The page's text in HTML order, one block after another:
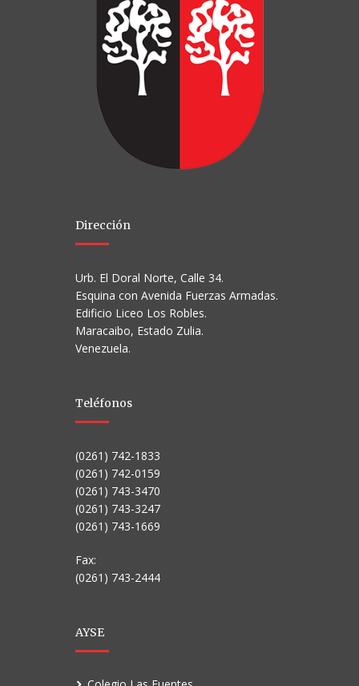
Dirección
Urb. El Doral Norte, Calle 34.
Esquina con Avenida Fuerzas Armadas.
Edificio Liceo Los Robles.
Maracaibo, Estado Zulia.
Venezuela.
Teléfonos
(0261) 742-1833
(0261) 742-0159
(0261) 743-3470
(0261) 743-3247
(0261) 743-1669
Fax:
(0261) 743-2444
AYSE